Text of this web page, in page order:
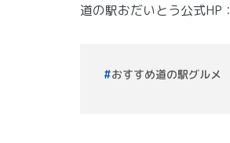
道の駅おだいとう公式HP：
おすすめ道の駅グルメ